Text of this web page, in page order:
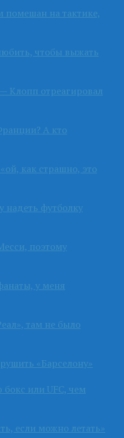
на тактике,
чтобы выжать
Клопп отреагировал
А кто
как страшно, это
надеть футболку
поэтому
у меня
там не было
«Барселону»
или UFC, чем
если можно летать»